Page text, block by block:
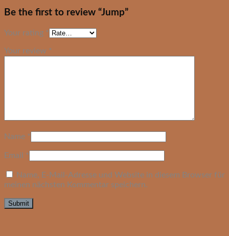
Be the first to review “Jump”
Your rating *
Your review *
Name *
Email *
Name, E-Mail-Adresse und Website in diesem Browser für
meinen nächsten Kommentar speichern.